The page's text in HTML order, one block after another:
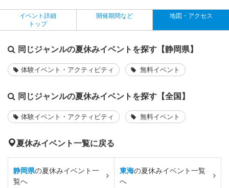
イベント詳細
トップ
開催期間など 地図・アクセス
同じジャンルの夏休みイベントを探す【静岡県】
体験イベント・アクティビティ 無料イベント
同じジャンルの夏休みイベントを探す【全国】
体験イベント・アクティビティ 無料イベント
夏休みイベント一覧に戻る
静岡県の夏休みイベント一
覧へ
東海の夏休みイベント一覧
へ